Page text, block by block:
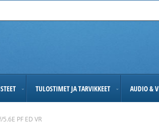
TULOSTIMET JA TARVIKKEET AUDIO &
PF ED VR